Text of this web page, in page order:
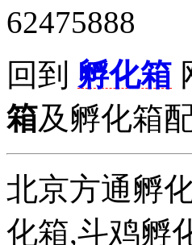
62475888
回到 孵化箱
箱及孵化箱
北京方通孵
化箱,斗鸡孵